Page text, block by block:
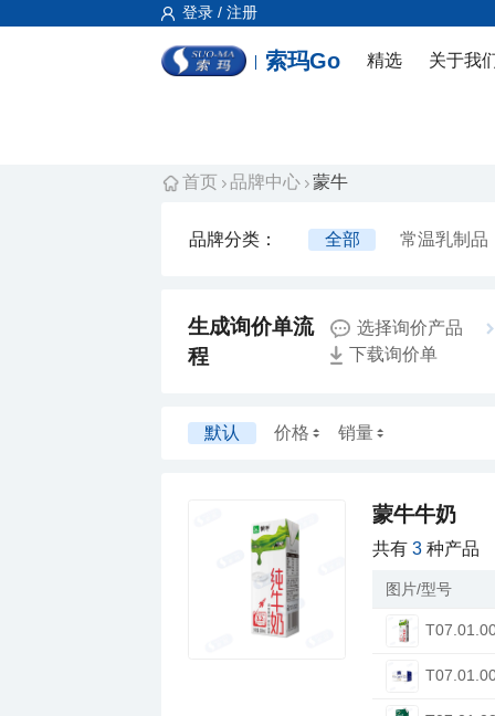
登录 / 注册
索玛Go 精选 关于我
首页 品牌中心 蒙牛
品牌分类： 全部 常温乳制品
程
选择询价产品
下载询价单
默认 价格 销量
蒙牛牛奶
共有3 种产品
图片/型号